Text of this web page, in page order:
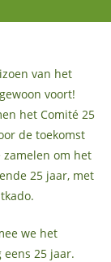
van het
voort!
het Comité 25
de toekomst
om het
25 jaar, met
we het
25 jaar.